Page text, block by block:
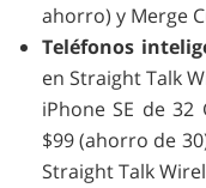
ahorro) y Merge
Teléfonos
en Straight Talk
iPhone SE de
$99 (ahorro de
Straight Talk